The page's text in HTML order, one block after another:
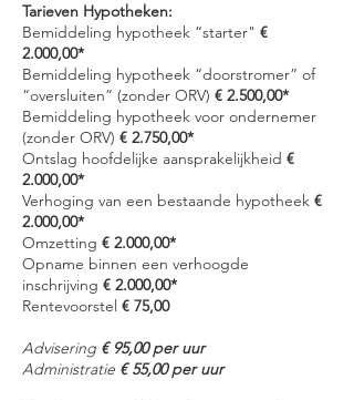
Tarieven Hypotheken:
Bemiddeling hypotheek “starter" €
2.000,00*
Bemiddeling hypotheek “doorstromer” of
“oversluiten” (zonder ORV) € 2.500,00*
Bemiddeling hypotheek voor ondernemer
(zonder ORV) € 2.750,00*
Ontslag hoofdelijke aansprakelijkheid €
2.000,00*
Verhoging van een bestaande hypotheek €
2.000,00*
Omzetting € 2.000,00*
Opname binnen een verhoogde
inschrijving € 2.000,00*
Rentevoorstel € 75,00
Advisering € 95,00 per uur
Administratie € 55,00 per uur